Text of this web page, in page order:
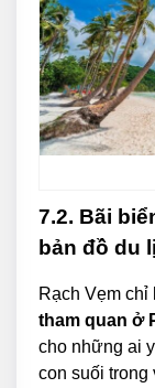
7.2. Bãi
bản đồ du
Rạch Vẹm chỉ
tham quan ở
cho những ai
con suối trong